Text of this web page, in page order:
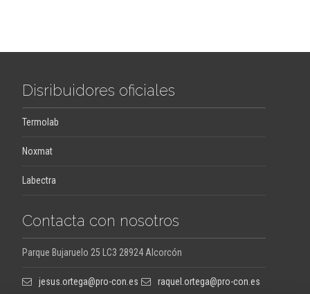
Disribuidores oficiales
Termolab
Noxmat
Labectra
Contacta con nosotros
Parque Bujaruelo 25 LC3 28924 Alcorcón
jesus.ortega@pro-con.es raquel.ortega@pro-con.es